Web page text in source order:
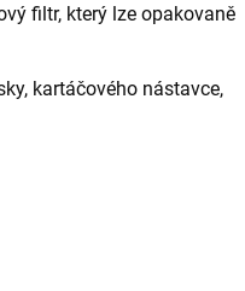
filtr, který lze opakovaně
kartáčového nástavce,